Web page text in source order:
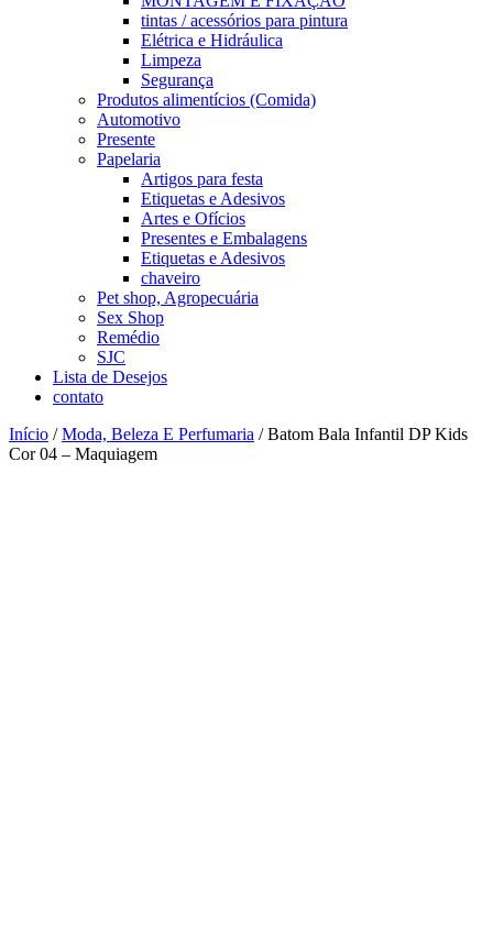
tintas / acessórios para pintura
Elétrica e Hidráulica
Limpeza
Segurança
Produtos alimentícios (Comida)
Automotivo
Presente
Papelaria
Artigos para festa
Etiquetas e Adesivos
Artes e Ofícios
Presentes e Embalagens
Etiquetas e Adesivos
chaveiro
Pet shop, Agropecuária
Sex Shop
Remédio
SJC
Lista de Desejos
contato
Início /Moda, Beleza E Perfumaria / Batom Bala Infantil DP Kids
Cor 04 – Maquiagem